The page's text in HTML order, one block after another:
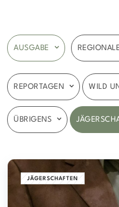
AUSGABE
REPORTAGEN WILD
ÜBRIGENS
JÄGERSCHAFTEN